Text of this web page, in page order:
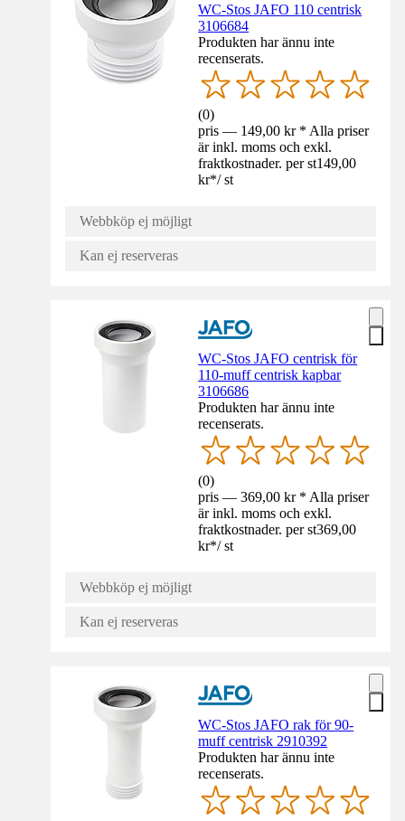
WC-Stos JAFO 110 centrisk
3106684
Produkten har ännu inte
recenserats.
(0)
pris — 149,00 kr * Alla priser
är inkl. moms och exkl.
fraktkostnader. per st149,00
kr*/ st
Webbköp ej möjligt
Kan ej reserveras
WC-Stos JAFO centrisk för
110-muff centrisk kapbar
3106686
Produkten har ännu inte
recenserats.
(0)
pris — 369,00 kr * Alla priser
är inkl. moms och exkl.
fraktkostnader. per st369,00
kr*/ st
Webbköp ej möjligt
Kan ej reserveras
WC-Stos JAFO rak för 90-
muff centrisk 2910392
Produkten har ännu inte
recenserats.